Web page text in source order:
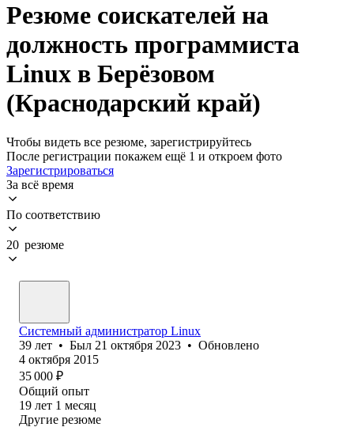
Резюме соискателей на
должность программиста
Linux в Берёзовом
(Краснодарский край)
Чтобы видеть все резюме, зарегистрируйтесь
После регистрации покажем ещё 1 и откроем фото
Зарегистрироваться
За всё время
По соответствию
20 резюме
Системный администратор Linux
39 лет • Был 21 октября 2023 • Обновлено
4 октября 2015
35 000 ₽
Общий опыт
19 лет 1 месяц
Другие резюме